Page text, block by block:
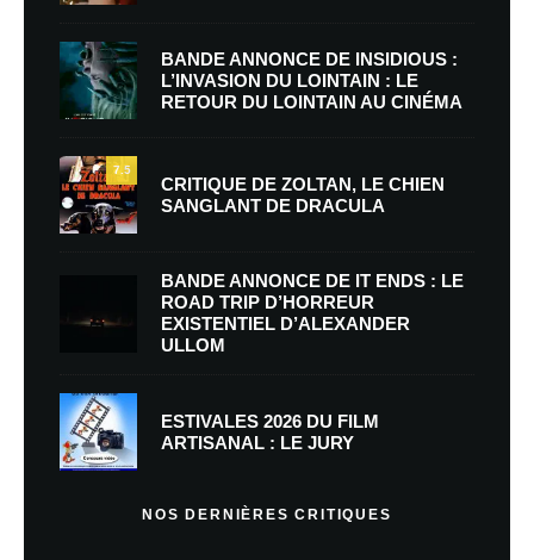
BANDE ANNONCE DE INSIDIOUS :
L’INVASION DU LOINTAIN : LE
RETOUR DU LOINTAIN AU CINÉMA
7.5
CRITIQUE DE ZOLTAN, LE CHIEN
SANGLANT DE DRACULA
BANDE ANNONCE DE IT ENDS : LE
ROAD TRIP D’HORREUR
EXISTENTIEL D’ALEXANDER
ULLOM
ESTIVALES 2026 DU FILM
ARTISANAL : LE JURY
NOS DERNIÈRES CRITIQUES